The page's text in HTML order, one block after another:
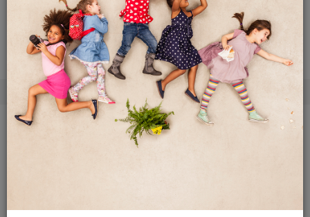
Meni
O nas Svetovni hostli
Dodatna vsebina